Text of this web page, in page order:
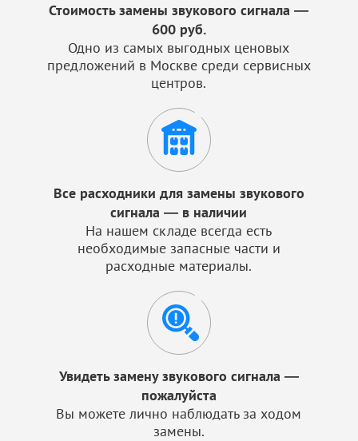
Стоимость замены звукового сигнала —
600 руб.
Одно из самых выгодных ценовых
предложений в Москве среди сервисных
центров.
Все расходники для замены звукового
сигнала — в наличии
На нашем складе всегда есть
необходимые запасные части и
расходные материалы.
Увидеть замену звукового сигнала —
пожалуйста
Вы можете лично наблюдать за ходом
замены.